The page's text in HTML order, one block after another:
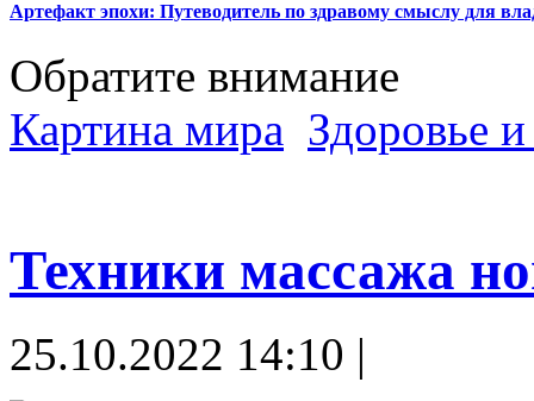
Артефакт эпохи: Путеводитель по здравому смыслу для
Обратите внимание
Картина мира Здоровье и
Техники массажа
25.10.2022 14:10 |